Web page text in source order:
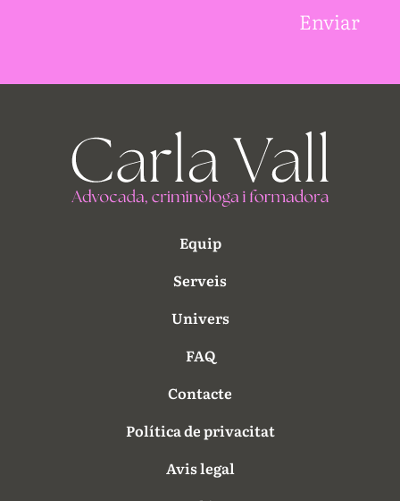
Equip
Serveis
Univers
FAQ
Contacte
Política de privacitat
Avis legal